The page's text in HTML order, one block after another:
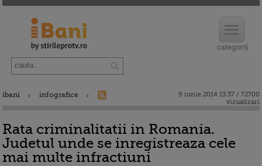
ibani infografice
9 iunie 2014 13:37 / 72700
vizualizari
Rata criminalitatii in Romania.
Judetul unde se inregistreaza cele
mai multe infractiuni